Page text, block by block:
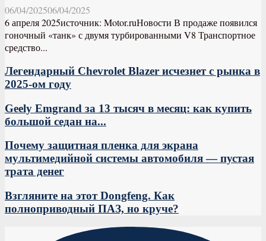
06/04/202506/04/2025
6 апреля 2025источник: Motor.ruНовости В продаже появился
гоночный «танк» с двумя турбированными V8 Транспортное
средство...
Легендарный Chevrolet Blazer исчезнет с рынка в
2025-ом году
Geely Emgrand за 13 тысяч в месяц: как купить
большой седан на...
Почему защитная пленка для экрана
мультимедийной системы автомобиля — пустая
трата денег
Взгляните на этот Dongfeng. Как
полноприводный ПАЗ, но круче?